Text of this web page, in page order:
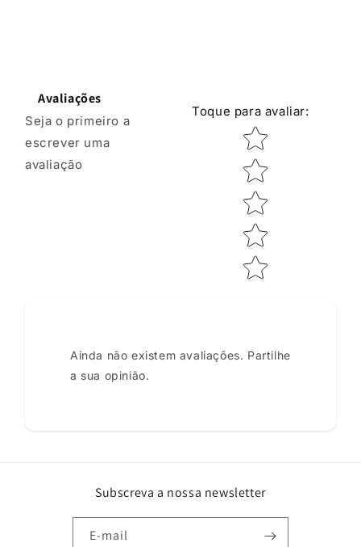
Avaliações
Seja o primeiro a
escrever uma
avaliação
Toque para avaliar:
Classificação por
Ainda não existem avaliações. Partilhe
a sua opinião.
Subscreva a nossa newsletter
E-mail